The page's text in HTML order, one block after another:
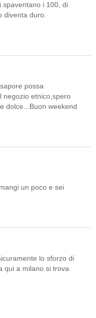
spaventano i 100, di
diventa duro.
possa
negozio etnico,spero
dolce...Buon weekend
un poco e sei
lo sforzo di
qui a milano si trova